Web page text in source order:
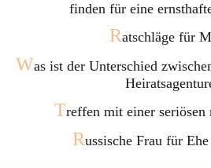
finden für eine
Ratschläge für
Was ist der Unterschied
Treffen mit einer seriösen
Russische Frau für